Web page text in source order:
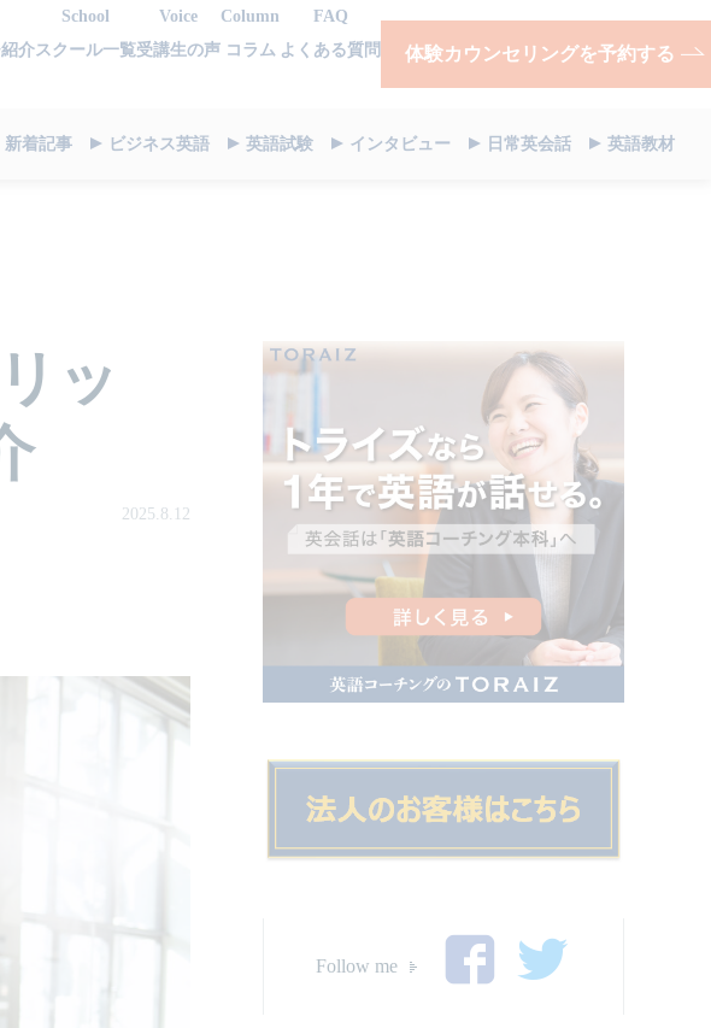
介
School
スクール一覧
Voice
受講生の声
Column
コラム
FAQ
よくある質問
体験カウンセリングを予約する
新着記事 ビジネス英語 英語試験 インタビュー 日常英会話 英語教材
ッ
2025.8.12
Follow me